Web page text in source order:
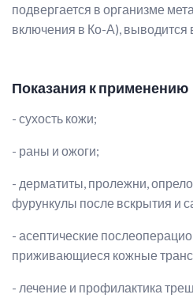
подвергается в организме
включения в Ко-А), выводится
Показания к применению
- сухость кожи;
- раны и ожоги;
- дерматиты, пролежни,
фурункулы после вскрытия и
- асептические
приживающиеся кожные
- лечение и профилактика